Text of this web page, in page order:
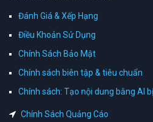
Đánh Giá & Xếp Hạng
Điều Khoản Sử Dụng
Chính Sách Bảo Mật
Chính sách biên tập & tiêu chuẩn
Chính sách: Tạo nội dung bằng AI
Chính Sách Quảng Cáo